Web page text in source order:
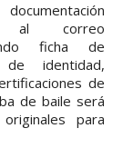
al correo
ficha de
de identidad,
de
de baile será
para